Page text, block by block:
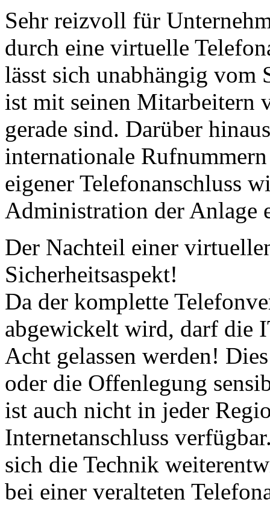
Sehr reizvoll für
durch eine virtuelle
lässt sich unabhängig vom
ist mit seinen Mitarbeitern
gerade sind. Darüber
internationale
eigener Telefonanschluss
Administration der Anlage
Der Nachteil einer
Sicherheitsaspekt!
Da der komplette
abgewickelt wird, darf die
Acht gelassen werden!
oder die Offenlegung
ist auch nicht in jeder
Internetanschluss
sich die Technik
bei einer veralteten